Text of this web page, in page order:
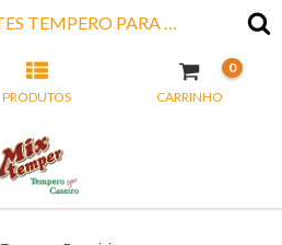
CAIXA COM 24 POTES TEMPERO PARA FEIJÃO 200 GRAMAS
PRODUTOS CARRINHO
0